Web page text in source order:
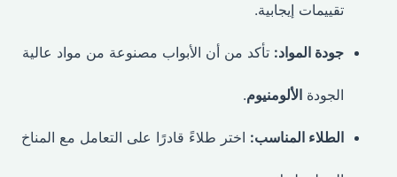
تقييمات إيجابية.
جودة المواد:تأكد من أن الأبواب مصنوعة من مواد عالية
الجودةالألومنيوم.
الطلاء المناسب:اختر طلاءً قادرًا على التعامل مع المناخ